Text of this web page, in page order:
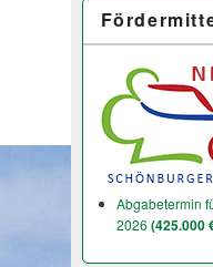
Abgabetermin
2026 (425.000